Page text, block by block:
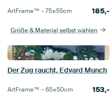
ArtFrame™ –75×55cm 185,-
Größe & Material selbst wählen
Der Zug raucht, Edvard Munch
ArtFrame™ –65×50cm 153,-